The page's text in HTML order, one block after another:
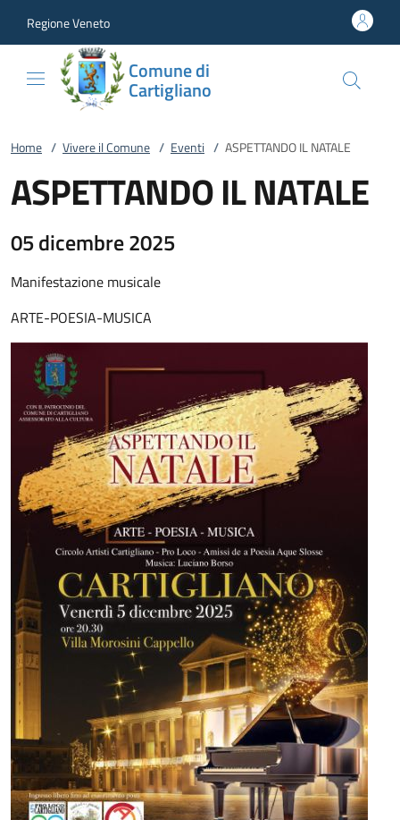
Regione Veneto
Comune di
Cartigliano
Home / Vivere il Comune / Eventi / ASPETTANDO IL NATALE
ASPETTANDO IL NATALE
05 dicembre 2025
Manifestazione musicale
ARTE-POESIA-MUSICA